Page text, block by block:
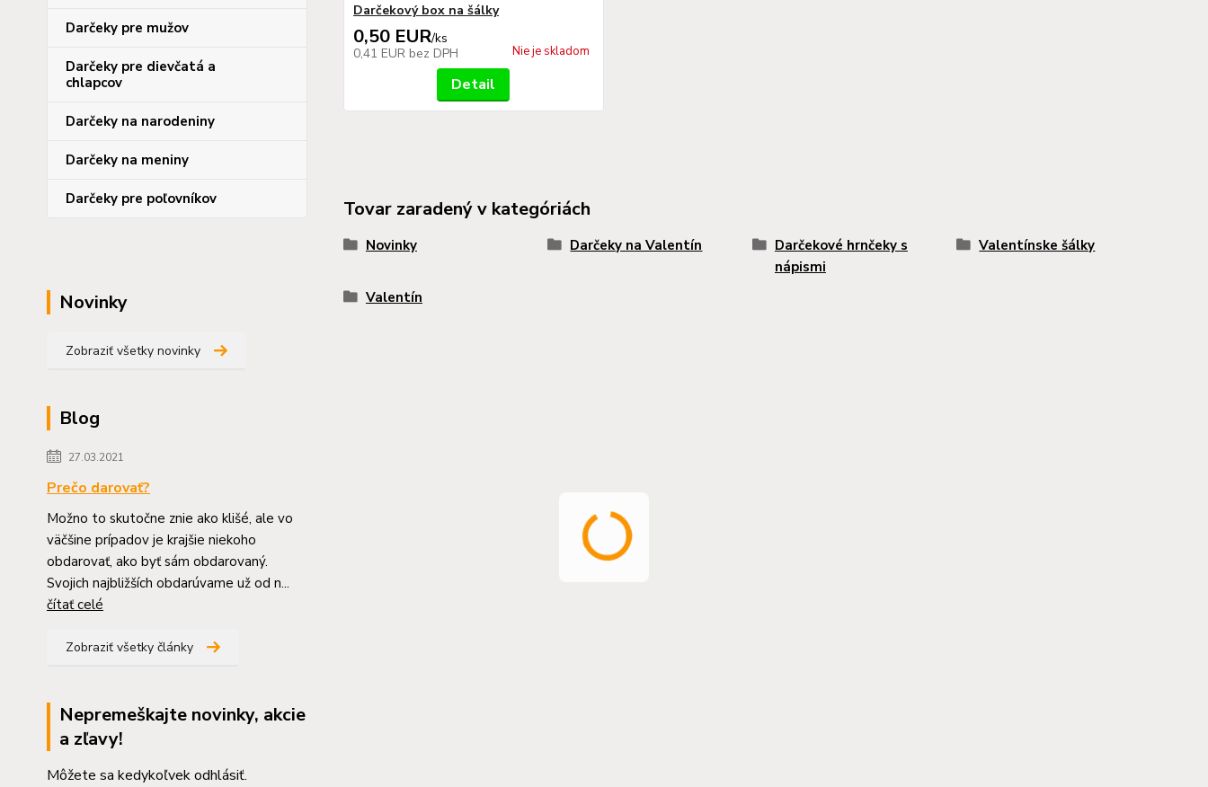
Darčeky pre mužov
Darčeky pre dievčatá a
chlapcov
Darčeky na narodeniny
Darčeky na meniny
Darčeky pre poľovníkov
Novinky
Zobraziť všetky novinky
Blog
27.03.2021
Prečo darovať?
Možno to skutočne znie ako klišé, ale vo
väčšine prípadov je krajšie niekoho
obdarovať, ako byť sám obdarovaný.
Svojich najbližších obdarúvame už od n...
čítať celé
Zobraziť všetky články
Nepremeškajte novinky, akcie
a zľavy!
Môžete sa kedykoľvek odhlásiť.
Darčekový box na šálky
0,50 EUR/ks
0,41 EUR bez DPH Nie je skladom
Detail
Tovar zaradený v kategóriách
Novinky Darčeky na Valentín
Darčekové hrnčeky s
nápismi
Valentínske šálky
Valentín